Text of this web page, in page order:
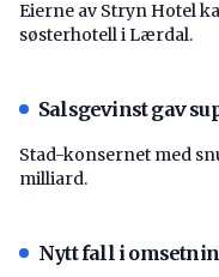
Eierne av Stryn Hotel
søsterhotell i Lærdal.
Salsgevinst gav
Stad-konsernet med
milliard.
Nytt fall i